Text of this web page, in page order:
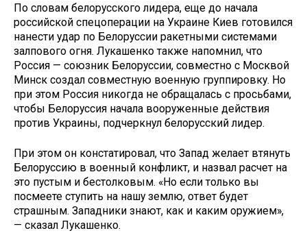
По словам белорусского лидера, еще до начала
российской спецоперации на Украине Киев готовился
нанести удар по Белоруссии ракетными системами
залпового огня. Лукашенко также напомнил, что
Россия — союзник Белоруссии, совместно с Москвой
Минск создал совместную военную группировку. Но
при этом Россия никогда не обращалась с просьбами,
чтобы Белоруссия начала вооруженные действия
против Украины, подчеркнул белорусский лидер.
При этом он констатировал, что Запад желает втянуть
Белоруссию в военный конфликт, и назвал расчет на
это пустым и бестолковым. «Но если только вы
посмеете ступить на нашу землю, ответ будет
страшным. Западники знают, как и каким оружием»,
— сказал Лукашенко.